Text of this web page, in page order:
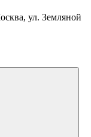
ул. Земляной